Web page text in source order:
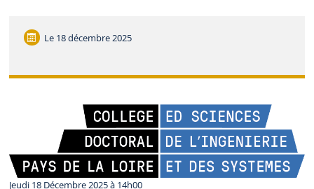
Le 18 décembre 2025
Jeudi 18 Décembre 2025 à 14h00